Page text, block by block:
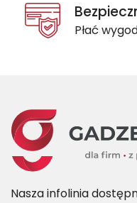
Płać
Nasza infolinia